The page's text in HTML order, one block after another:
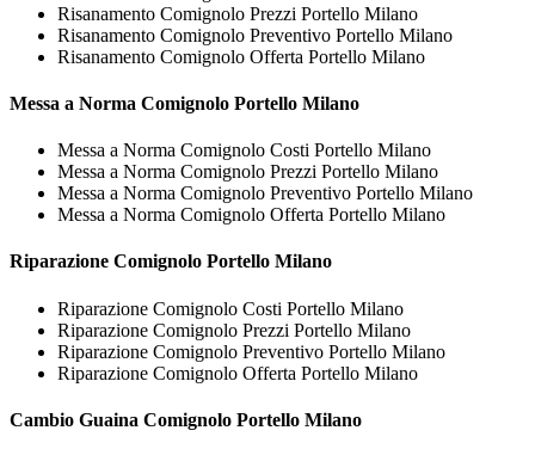
Risanamento Comignolo Prezzi Portello Milano
Risanamento Comignolo Preventivo Portello Milano
Risanamento Comignolo Offerta Portello Milano
Messa a Norma Comignolo Portello Milano
Messa a Norma Comignolo Costi Portello Milano
Messa a Norma Comignolo Prezzi Portello Milano
Messa a Norma Comignolo Preventivo Portello Milano
Messa a Norma Comignolo Offerta Portello Milano
Riparazione Comignolo Portello Milano
Riparazione Comignolo Costi Portello Milano
Riparazione Comignolo Prezzi Portello Milano
Riparazione Comignolo Preventivo Portello Milano
Riparazione Comignolo Offerta Portello Milano
Cambio Guaina Comignolo Portello Milano